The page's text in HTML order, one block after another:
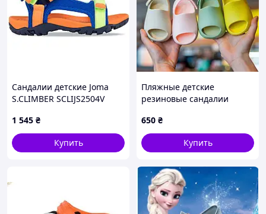
Сандалии детские Joma
S.CLIMBER SCLIJS2504V
салатовый
1 545 ₴
Купить
Пляжные детские
резиновые сандалии
650 ₴
Купить